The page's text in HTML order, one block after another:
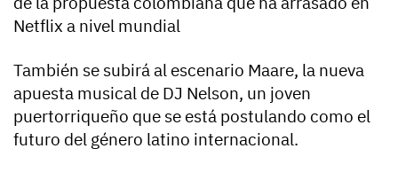
Netflix a nivel mundial
También se subirá al escenario Maare, la nueva
apuesta musical de DJ Nelson, un joven
puertorriqueño que se está postulando como el
futuro del género latino internacional.